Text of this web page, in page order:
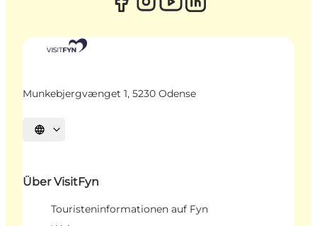
Munkebjergvænget 1, 5230 Odense
Sprache auswählen
Über VisitFyn
Touristeninformationen auf Fyn